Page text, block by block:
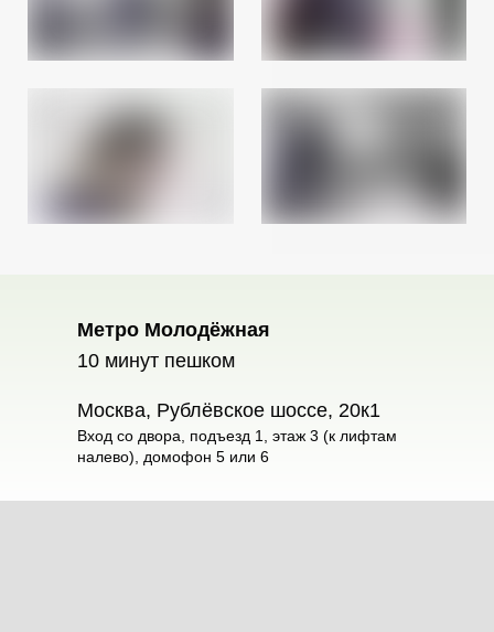
Метро Молодёжная
10 минут пешком
Москва, Рублёвское шоссе, 20к1
Вход со двора, подъезд 1, этаж 3 (к лифтам
налево), домофон 5 или 6